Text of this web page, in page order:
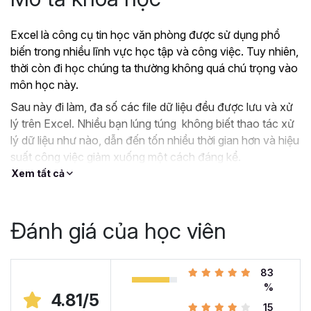
Excel là công cụ tin học văn phòng được sử dụng phổ
biến trong nhiều lĩnh vực học tập và công việc. Tuy nhiên,
thời còn đi học chúng ta thường không quá chú trọng vào
môn học này.
Sau này đi làm, đa số các file dữ liệu đều được lưu và xử
lý trên Excel. Nhiều bạn lúng túng không biết thao tác xử
lý dữ liệu như nào, dẫn đến tốn nhiều thời gian hơn và hiệu
suất công việc giảm xuống một cách đáng kể.
?Nếu như bạn:
Hoặc trước đây chỉ học lý thuyết nên không biết
Hoặc đã có kiến thức cơ bản về Excel và đang
muốn nâng cao kỹ năng của mình lên.
Xem tất cả
Đánh giá của học viên
4.81/5
83
%
15